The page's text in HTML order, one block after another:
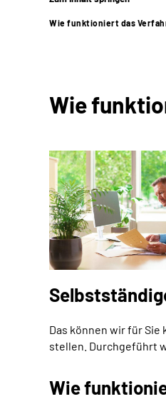
Wie funktioniert das
Wie
Das können wir für
stellen. Durchgeführt
Wie